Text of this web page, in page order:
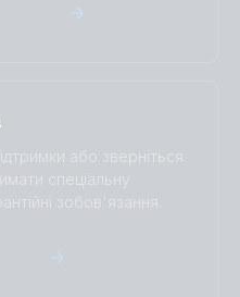
(left)
або зверніться
спеціальну
зобов'язання.